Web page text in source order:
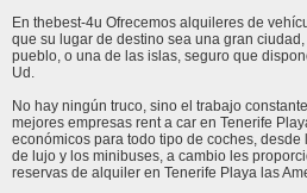
En thebest-4u Ofrecemos alquileres de
que su lugar de destino sea una gran
pueblo, o una de las islas, seguro que
Ud.
No hay ningún truco, sino el trabajo
mejores empresas rent a car en Tenerife
económicos para todo tipo de coches,
de lujo y los minibuses, a cambio les
reservas de alquiler en Tenerife Playa las